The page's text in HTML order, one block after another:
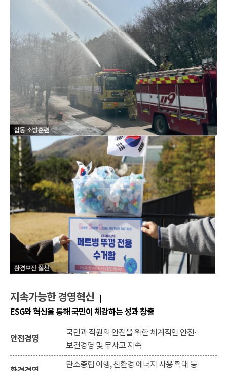
지속가능한 경영혁신
ESG와 혁신을 통해 국민이 체감하는 성과 창출
안전경영
국민과 직원의 안전을 위한 체계적인 안전·
보건경영 및 무사고 지속
탄소중립 이행, 친환경 에너지 사용 확대 등